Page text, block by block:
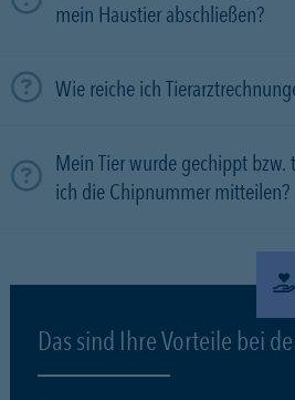
mein Haustier abschließen?
Wie reiche ich
Mein Tier wurde gechippt
ich die Chipnummer mitteilen?
Das sind Ihre Vorteile bei